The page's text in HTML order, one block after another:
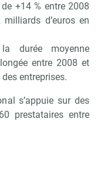
+14 % entre 2008
d’euros en
durée moyenne
entre 2008 et
entreprises.
s’appuie sur des
prestataires entre